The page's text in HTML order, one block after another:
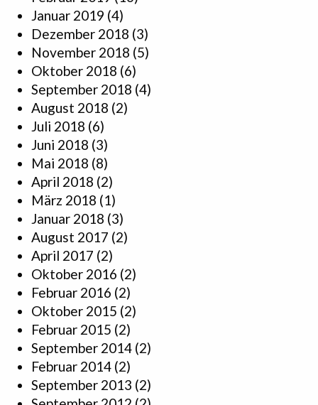
Januar 2019 (4)
Dezember 2018 (3)
November 2018 (5)
Oktober 2018 (6)
September 2018 (4)
August 2018 (2)
Juli 2018 (6)
Juni 2018 (3)
Mai 2018 (8)
April 2018 (2)
März 2018 (1)
Januar 2018 (3)
August 2017 (2)
April 2017 (2)
Oktober 2016 (2)
Februar 2016 (2)
Oktober 2015 (2)
Februar 2015 (2)
September 2014 (2)
Februar 2014 (2)
September 2013 (2)